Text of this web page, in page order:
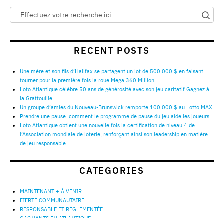
RECENT POSTS
Une mère et son fils d’Halifax se partagent un lot de 500 000 $ en faisant
tourner pour la première fois la roue Mega 360 Million
Loto Atlantique célèbre 50 ans de générosité avec son jeu caritatif Gagnez à
la Grattouille
Un groupe d’amies du Nouveau-Brunswick remporte 100 000 $ au Lotto MAX
Prendre une pause: comment le programme de pause du jeu aide les joueurs
Loto Atlantique obtient une nouvelle fois la certification de niveau 4 de
l’Association mondiale de loterie, renforçant ainsi son leadership en matière
de jeu responsable
CATEGORIES
MAINTENANT + À VENIR
FIERTÉ COMMUNAUTAIRE
RESPONSABLE ET RÉGLEMENTÉE